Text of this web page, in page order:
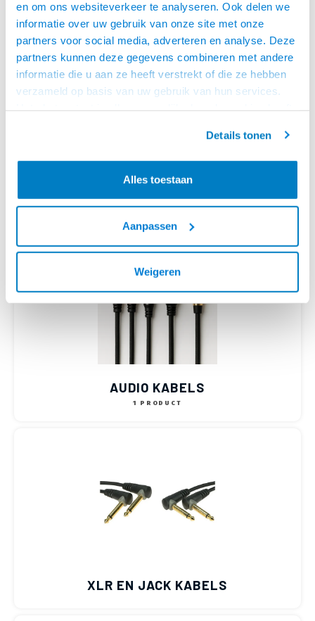
en om ons websiteverkeer te analyseren. Ook delen we
informatie over uw gebruik van onze site met onze
partners voor social media, adverteren en analyse. Deze
partners kunnen deze gegevens combineren met andere
informatie die u aan ze heeft verstrekt of die ze hebben
verzameld op basis van uw gebruik van hun services.
Details tonen
Alles toestaan
Aanpassen
Weigeren
COAX EN F-CONNECTOR KABELS
COMPOSIET VIDEO KABELS
AUDIO KABELS
1 PRODUCT
XLR EN JACK KABELS